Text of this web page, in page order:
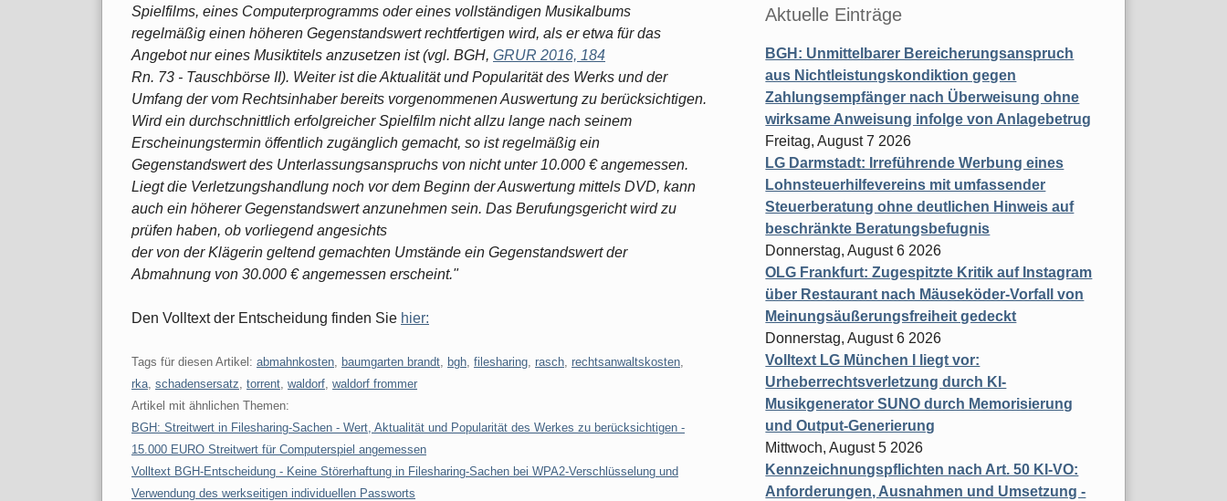
Spielfilms, eines Computerprogramms oder eines vollständigen Musikalbums
regelmäßig einen höheren Gegenstandswert rechtfertigen wird, als er etwa für das
Angebot nur eines Musiktitels anzusetzen ist (vgl. BGH, GRUR 2016, 184
Rn. 73 - Tauschbörse II). Weiter ist die Aktualität und Popularität des Werks und der
Umfang der vom Rechtsinhaber bereits vorgenommenen Auswertung zu berücksichtigen.
Wird ein durchschnittlich erfolgreicher Spielfilm nicht allzu lange nach seinem
Erscheinungstermin öffentlich zugänglich gemacht, so ist regelmäßig ein
Gegenstandswert des Unterlassungsanspruchs von nicht unter 10.000 € angemessen.
Liegt die Verletzungshandlung noch vor dem Beginn der Auswertung mittels DVD, kann
auch ein höherer Gegenstandswert anzunehmen sein. Das Berufungsgericht wird zu
prüfen haben, ob vorliegend angesichts
der von der Klägerin geltend gemachten Umstände ein Gegenstandswert der
Abmahnung von 30.000 € angemessen erscheint."
Den Volltext der Entscheidung finden Sie hier:
Tags für diesen Artikel: abmahnkosten baumgarten brandt bgh filesharing rasch rechtsanwaltskosten
rka schadensersatz torrent waldorf waldorf frommer
Artikel mit ähnlichen Themen:
BGH: Streitwert in Filesharing-Sachen - Wert, Aktualität und Popularität des Werkes zu berücksichtigen -
15.000 EURO Streitwert für Computerspiel angemessen
Volltext BGH-Entscheidung - Keine Störerhaftung in Filesharing-Sachen bei WPA2-Verschlüsselung und
Verwendung des werkseitigen individuellen Passworts
Aktuelle Einträge
BGH: Unmittelbarer Bereicherungsanspruch
aus Nichtleistungskondiktion gegen
Zahlungsempfänger nach Überweisung ohne
wirksame Anweisung infolge von Anlagebetrug
Freitag, August 7 2026
LG Darmstadt: Irreführende Werbung eines
Lohnsteuerhilfevereins mit umfassender
Steuerberatung ohne deutlichen Hinweis auf
beschränkte Beratungsbefugnis
Donnerstag, August 6 2026
OLG Frankfurt: Zugespitzte Kritik auf Instagram
über Restaurant nach Mäuseköder-Vorfall von
Meinungsäußerungsfreiheit gedeckt
Donnerstag, August 6 2026
Volltext LG München I liegt vor:
Urheberrechtsverletzung durch KI-
Musikgenerator SUNO durch Memorisierung
und Output-Generierung
Mittwoch, August 5 2026
Kennzeichnungspflichten nach Art. 50 KI-VO:
Anforderungen, Ausnahmen und Umsetzung -